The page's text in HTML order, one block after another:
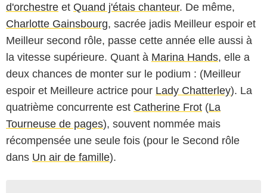
d'orchestre et Quand j'étais chanteur. De même,
Charlotte Gainsbourg, sacrée jadis Meilleur espoir et
Meilleur second rôle, passe cette année elle aussi à
la vitesse supérieure. Quant à Marina Hands, elle a
deux chances de monter sur le podium : (Meilleur
espoir et Meilleure actrice pour Lady Chatterley). La
quatrième concurrente est Catherine Frot (La
Tourneuse de pages), souvent nommée mais
récompensée une seule fois (pour le Second rôle
dans Un air de famille).